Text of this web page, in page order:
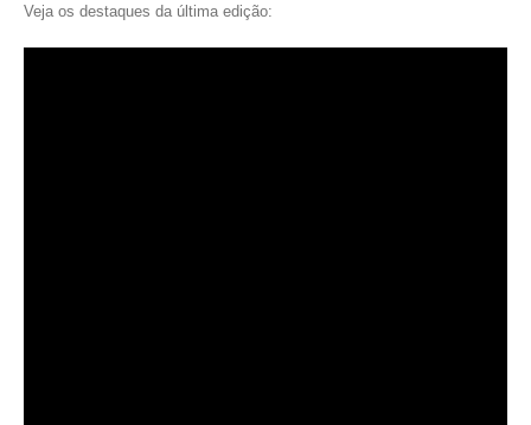
Veja os destaques da última edição: